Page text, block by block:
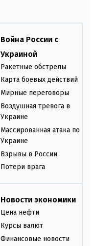
Война России с
Украиной
Ракетные обстрелы
Карта боевых действий
Мирные переговоры
Воздушная тревога в
Украине
Массированная атака по
Украине
Взрывы в России
Потери врага
Новости экономики
Цена нефти
Курсы валют
Финансовые новости